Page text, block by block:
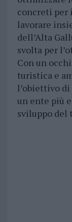
concreti per
lavorare
dell’Alta
svolta per
Con un
turistica e
l’obiettivo
un ente più
sviluppo del